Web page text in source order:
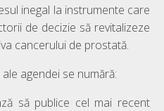
inegal la instrumente care
de decizie să revitalizeze
cancerului de prostată.
agendei se numără:
să publice cel mai recent